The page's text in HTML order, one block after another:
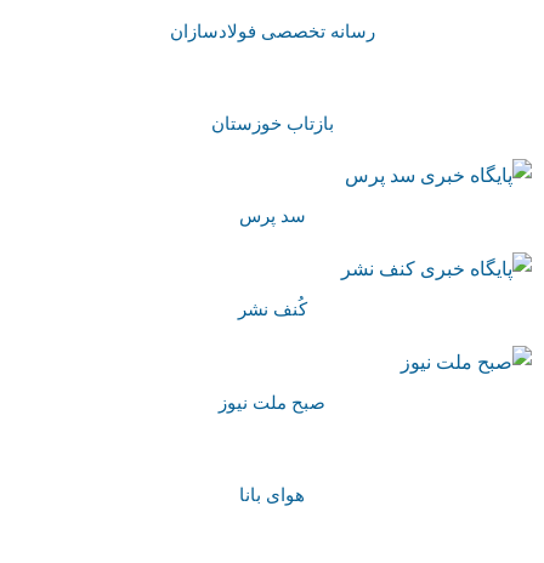
رسانه تخصصی فولادسازان
بازتاب خوزستان
سد پرس
کُنف نشر
صبح ملت نیوز
هوای بانا